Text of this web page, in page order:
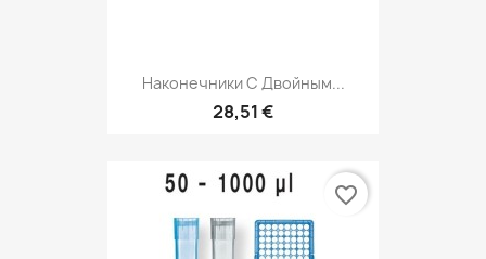
Наконечники С Двойным...
28,51 €
favorite_border